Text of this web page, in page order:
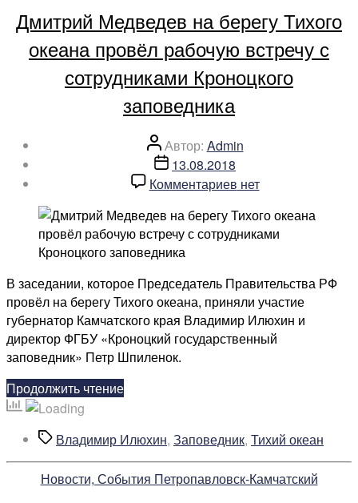
Дмитрий Медведев на берегу Тихого
океана провёл рабочую встречу с
сотрудниками Кроноцкого
заповедника
Автор
записи
Автор: Admin
Дата
записи
13.08.2018
Комментариевк
Дмитрий
Медведев
Тихого
океана
провёл
рабочую
заповедника
нет
В заседании, которое Председатель Правительства РФ
провёл на берегу Тихого океана, приняли участие
губернатор Камчатского края Владимир Илюхин и
директор ФГБУ «Кроноцкий государственный
заповедник» Петр Шпиленок.
Продолжить чтение«Дмитрий
берегу
Тихого
океана
МеткиВладимир Илюхин, Заповедник, Тихий океан
Рубрики
Новости, События Петропавловск-Камчатский